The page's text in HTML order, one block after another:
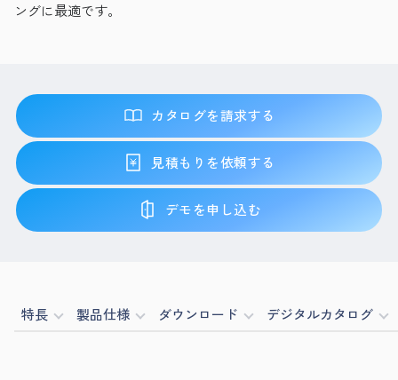
ングに最適です。
カタログを請求する
見積もりを依頼する
デモを申し込む
特長 製品仕様 ダウンロード デジタルカタログ